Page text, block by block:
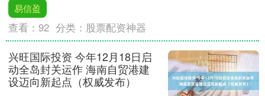
易信盈
查看：92 分类： 股票配资神器
兴旺国际投资 今年12月18日启
动全岛封关运作 海南自贸港建
设迈向新起点（权威发布）